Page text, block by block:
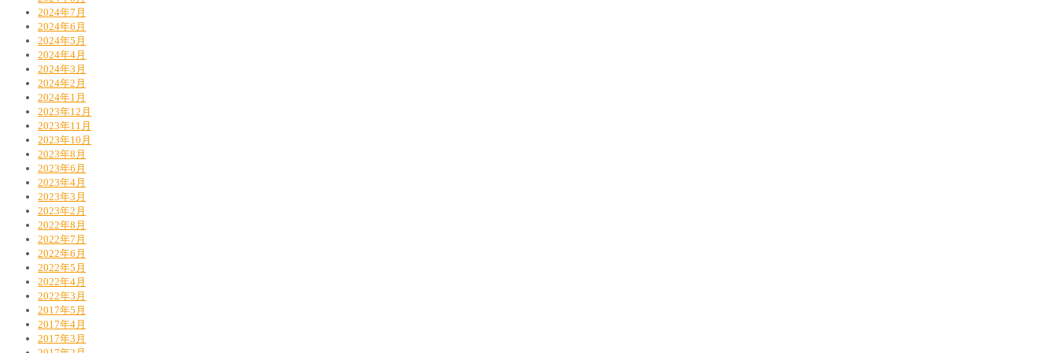
2024年7月
2024年6月
2024年5月
2024年4月
2024年3月
2024年2月
2024年1月
2023年12月
2023年11月
2023年10月
2023年8月
2023年6月
2023年4月
2023年3月
2023年2月
2022年8月
2022年7月
2022年6月
2022年5月
2022年4月
2022年3月
2017年5月
2017年4月
2017年3月